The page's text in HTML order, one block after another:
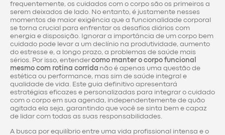
frequentemente, os cuidados com o corpo são os primeiros a
serem deixados de lado. No entanto, é justamente nesses
momentos de maior exigência que a funcionalidade corporal
se torna crucial para enfrentar os desafios diários com
energia e disposição. Ignorar a importância de um corpo bem
cuidado pode levar a um declínio na produtividade, aumento
do estresse e, a longo prazo, a problemas de saúde mais
sérios. Por isso, entendercomo manter o corpo funcional
mesmo com rotina corrida não é apenas uma questão de
estética ou performance, mas sim de saúde integral e
qualidade de vida. Este guia definitivo apresentará
estratégias eficazes e personalizadas para integrar o cuidado
com o corpo em sua agenda, independentemente de quão
agitada ela seja, garantindo que você se sinta bem e capaz
de lidar com todas as suas responsabilidades.
A busca por equilíbrio entre uma vida profissional intensa e o